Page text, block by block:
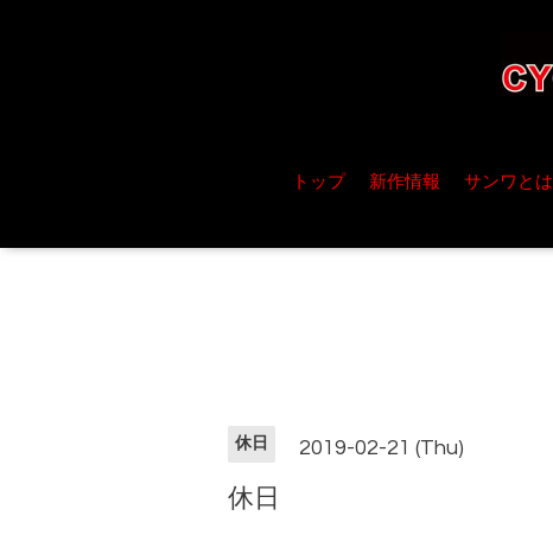
トップ 新作情報 サンワとは
休日 2019-02-21 (Thu)
休日